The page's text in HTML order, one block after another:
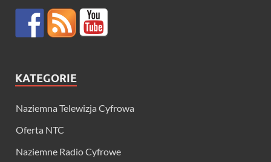
KATEGORIE
Naziemna Telewizja Cyfrowa
Oferta NTC
Naziemne Radio Cyfrowe